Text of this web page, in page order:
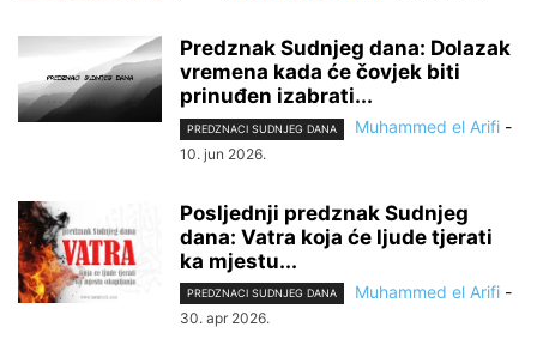
Predznak Sudnjeg dana: Dolazak
vremena kada će čovjek biti
prinuđen izabrati...
PREDZNACI SUDNJEG DANA Muhammed el Arifi -
10. jun 2026.
Posljednji predznak Sudnjeg
dana: Vatra koja će ljude tjerati
ka mjestu...
PREDZNACI SUDNJEG DANA Muhammed el Arifi -
30. apr 2026.